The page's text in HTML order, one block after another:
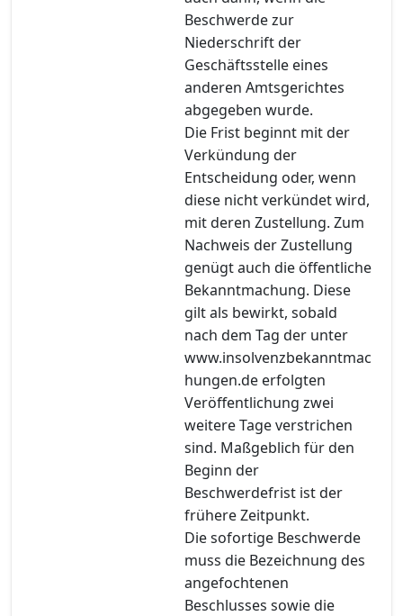
Beschwerde zur
Niederschrift der
Geschäftsstelle eines
anderen Amtsgerichtes
abgegeben wurde.
Die Frist beginnt mit der
Verkündung der
Entscheidung oder, wenn
diese nicht verkündet wird,
mit deren Zustellung. Zum
Nachweis der Zustellung
genügt auch die öffentliche
Bekanntmachung. Diese
gilt als bewirkt, sobald
nach dem Tag der unter
www.insolvenzbekanntmac
hungen.de erfolgten
Veröffentlichung zwei
weitere Tage verstrichen
sind. Maßgeblich für den
Beginn der
Beschwerdefrist ist der
frühere Zeitpunkt.
Die sofortige Beschwerde
muss die Bezeichnung des
angefochtenen
Beschlusses sowie die